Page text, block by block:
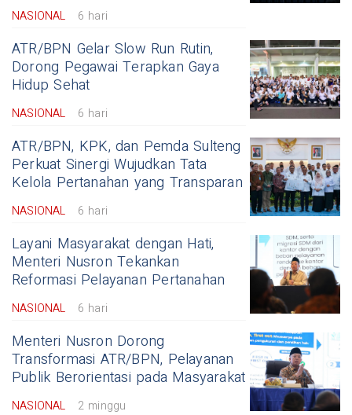
NASIONAL 6 hari
ATR/BPN Gelar Slow Run Rutin,
Dorong Pegawai Terapkan Gaya
Hidup Sehat
NASIONAL 6 hari
ATR/BPN, KPK, dan Pemda Sulteng
Perkuat Sinergi Wujudkan Tata
Kelola Pertanahan yang Transparan
NASIONAL 6 hari
Layani Masyarakat dengan Hati,
Menteri Nusron Tekankan
Reformasi Pelayanan Pertanahan
NASIONAL 6 hari
Menteri Nusron Dorong
Transformasi ATR/BPN, Pelayanan
Publik Berorientasi pada Masyarakat
NASIONAL 2 minggu